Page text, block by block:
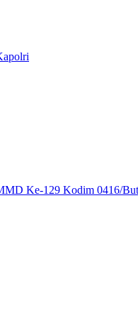
Ke-129 Kodim 0416/